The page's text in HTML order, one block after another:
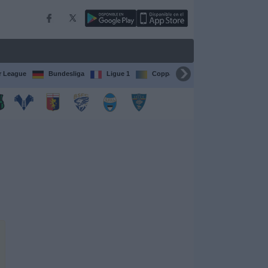
League Bundesliga Ligue 1 Coppa del Mondo FIFA per club